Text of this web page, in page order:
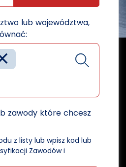
lub województwa,
zawody które chcesz
z listy lub wpisz kod lub
Zawodów i